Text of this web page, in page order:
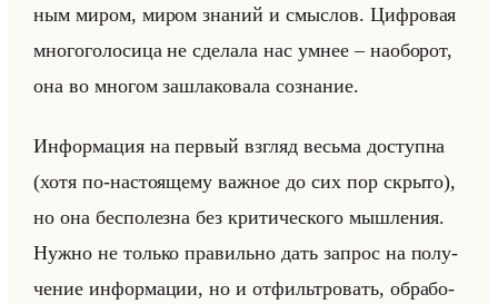
ным миром, миром зна­ний и смыс­лов. Циф­ро­вая
мно­го­го­ло­си­ца не сде­ла­ла нас умнее – на­обор­от,
она во мно­гом за­шла­ко­ва­ла со­зна­ние.
Ин­фор­ма­ция на пер­вый взгляд весьма до­ступ­на
(хотя по-на­сто­яще­му важ­ное до сих пор скры­то),
но она бес­по­лез­на без кри­ти­че­ско­го мыш­ле­ния.
Нужно не только пра­вильно дать за­прос на по­лу­
че­ние ин­фор­ма­ции, но и от­фильтро­вать, об­ра­бо­